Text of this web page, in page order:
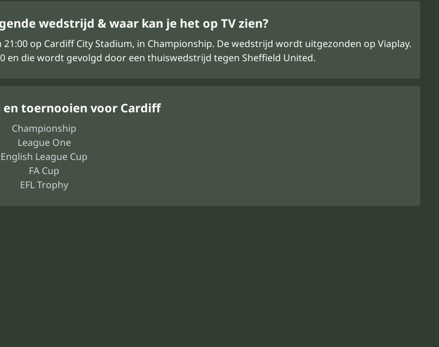
wedstrijd & waar kan je het op TV zien?
op Cardiff City Stadium, in Championship. De wedstrijd wordt uitgezonden op Viaplay.
en die wordt gevolgd door een thuiswedstrijd tegen Sheffield United.
toernooien voor Cardiff
Championship
League One
English League Cup
FA Cup
EFL Trophy